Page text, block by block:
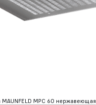
MAUNFELD MPC 60 нержавеющая